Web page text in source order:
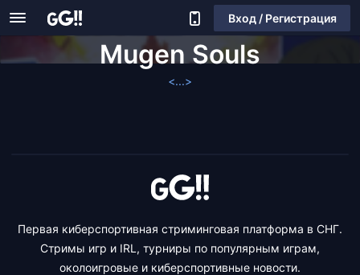
Вход / Регистрация
Mugen Souls
<...>
Первая киберспортивная стриминговая платформа в СНГ.
Стримы игр и IRL, турниры по популярным играм,
околоигровые и киберспортивные новости.